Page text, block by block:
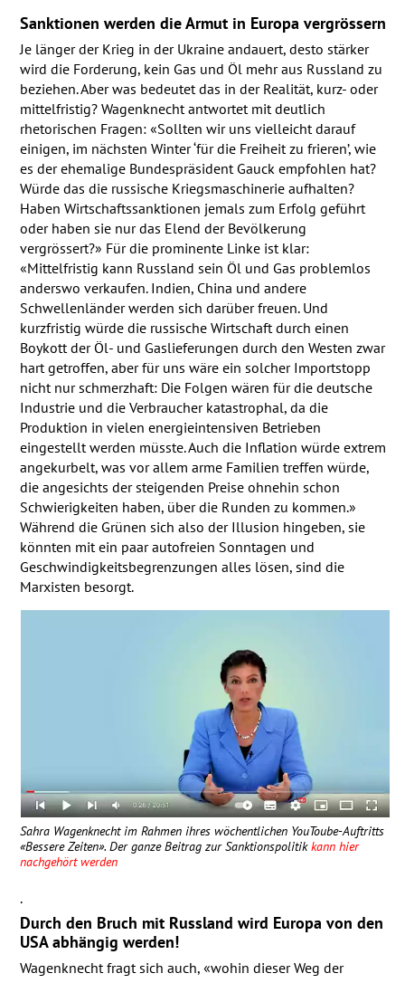
Sanktionen werden die Armut in Europa vergrössern
Je länger der Krieg in der Ukraine andauert, desto stärker
wird die Forderung, kein Gas und Öl mehr aus Russland zu
beziehen. Aber was bedeutet das in der Realität, kurz- oder
mittelfristig? Wagenknecht antwortet mit deutlich
rhetorischen Fragen: «Sollten wir uns vielleicht darauf
einigen, im nächsten Winter ‘für die Freiheit zu frieren’, wie
es der ehemalige Bundespräsident Gauck empfohlen hat?
Würde das die russische Kriegsmaschinerie aufhalten?
Haben Wirtschaftssanktionen jemals zum Erfolg geführt
oder haben sie nur das Elend der Bevölkerung
vergrössert?» Für die prominente Linke ist klar:
«Mittelfristig kann Russland sein Öl und Gas problemlos
anderswo verkaufen. Indien, China und andere
Schwellenländer werden sich darüber freuen. Und
kurzfristig würde die russische Wirtschaft durch einen
Boykott der Öl- und Gaslieferungen durch den Westen zwar
hart getroffen, aber für uns wäre ein solcher Importstopp
nicht nur schmerzhaft: Die Folgen wären für die deutsche
Industrie und die Verbraucher katastrophal, da die
Produktion in vielen energieintensiven Betrieben
eingestellt werden müsste. Auch die Inflation würde extrem
angekurbelt, was vor allem arme Familien treffen würde,
die angesichts der steigenden Preise ohnehin schon
Schwierigkeiten haben, über die Runden zu kommen.»
Während die Grünen sich also der Illusion hingeben, sie
könnten mit ein paar autofreien Sonntagen und
Geschwindigkeitsbegrenzungen alles lösen, sind die
Marxisten besorgt.
Sahra Wagenknecht im Rahmen ihres wöchentlichen YouToube-Auftritts
«Bessere Zeiten». Der ganze Beitrag zur Sanktionspolitikkann hier
nachgehört werden
.
Durch den Bruch mit Russland wird Europa von den
USAabhängig werden!
Wagenknecht fragt sich auch, «wohin dieser Weg der